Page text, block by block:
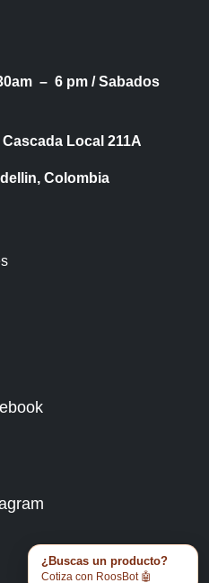
– 6 pm /Sabados
Local 211A
Colombia
¿Buscas un producto?
Cotiza con RoosBot 🤖